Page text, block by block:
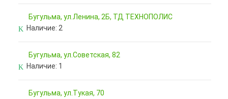
Бугульма, ул.Ленина, 2Б, ТД ТЕХНОПОЛИС
Наличие: 2
Бугульма, ул.Советская, 82
Наличие: 1
Бугульма, ул.Тукая, 70